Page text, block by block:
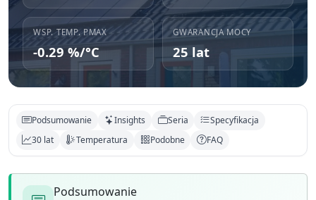
WSP. TEMP. PMAX
-0.29 %/°C
GWARANCJA MOCY
25 lat
Podsumowanie Insights Seria
Specyfikacja
30 lat
Temperatura Podobne FAQ
Podsumowanie